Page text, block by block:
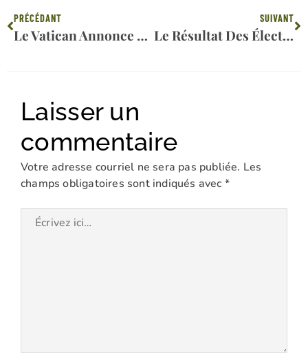
Précédent
PRÉCÉDANT
Le Vatican Annonce Le Lancement De Son Initiative « Conversion Écologique 2030 »
SUIVANT
Le Résultat Des Élections Aux Pays-Bas Accentue Le Virage À Droite De L’Europe – Et Cela Se Passe Dans Le Monde Entier !
Laisser un
commentaire
Votre adresse courriel ne sera pas publiée. Les
champs obligatoires sont indiqués avec *
Écrivez